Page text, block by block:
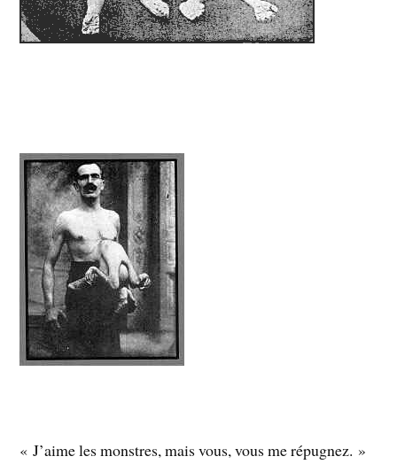
« J’aime les monstres, mais vous, vous me répugnez. »